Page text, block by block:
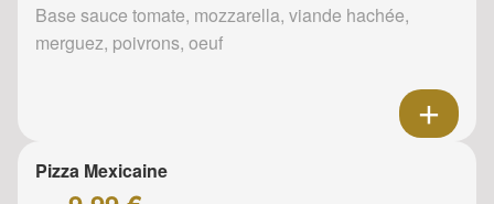
Base sauce tomate, mozzarella, viande hachée,
merguez, poivrons, oeuf
Pizza Mexicaine